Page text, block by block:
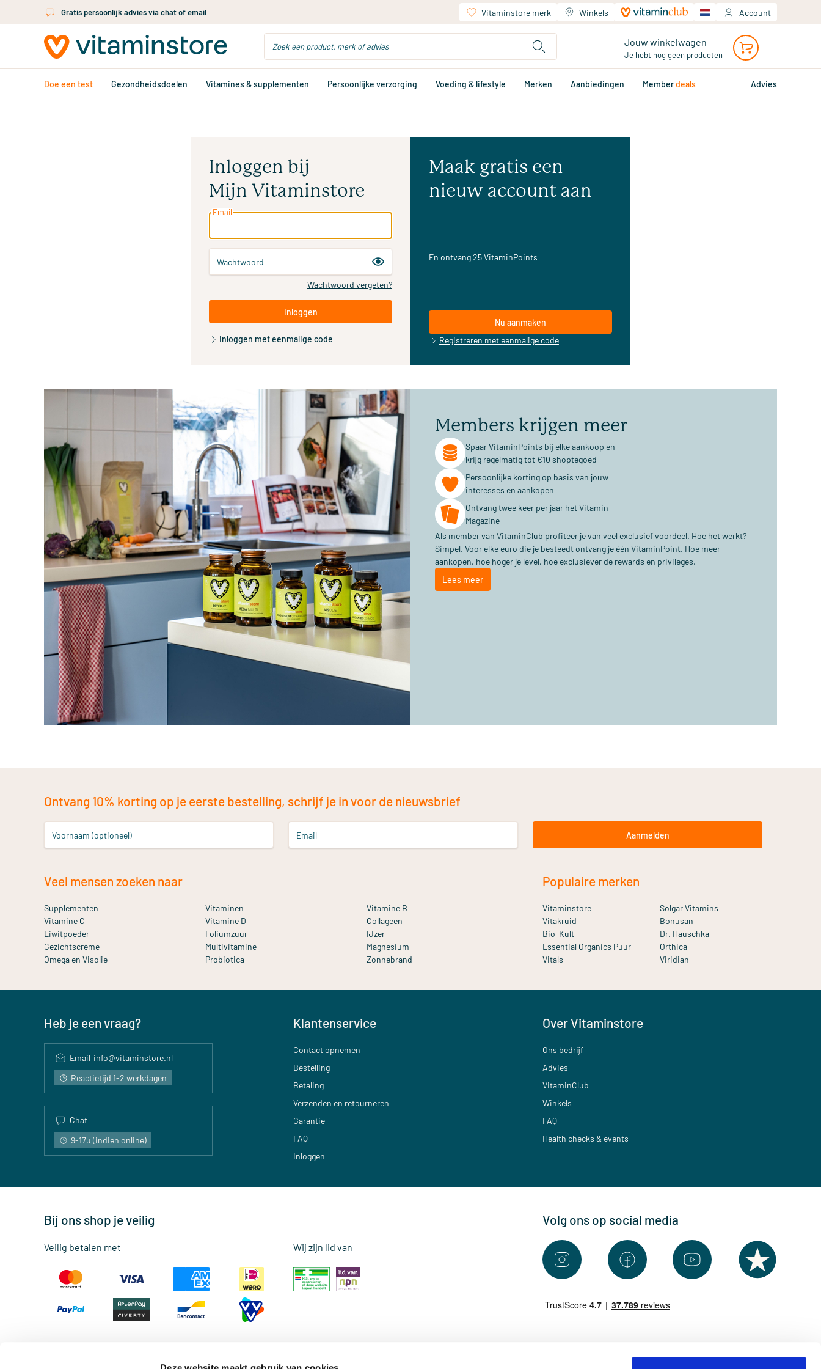
Ga naar de hoofdinhoudGratis persoonlijk advies via chat of email Vitaminstore merk Winkels Account
Jouw winkelwagen
Je hebt nog geen producten
Doe een test Gezondheidsdoelen Vitamines & supplementen Persoonlijke verzorging Voeding & lifestyle Merken Aanbiedingen Memberdeals Advies
Inloggen bij
Mijn Vitaminstore
Email
Wachtwoord
Wachtwoord vergeten?
Inloggen
Inloggen met eenmalige code
Maak gratis een
nieuw account aan
En ontvang 25 VitaminPoints
Nu aanmaken
Registreren met eenmalige code
Members krijgen meer
Spaar VitaminPoints bij elke aankoop en
krijg regelmatig tot €10 shoptegoed
Persoonlijke korting op basis van jouw
interesses en aankopen
Ontvang twee keer per jaar het Vitamin
Magazine
Als member van VitaminClub profiteer je van veel exclusief voordeel. Hoe het werkt?
Simpel. Voor elke euro die je besteedt ontvang je één VitaminPoint. Hoe meer
aankopen, hoe hoger je level, hoe exclusiever de rewards en privileges.
Lees meer
Ontvang 10% korting op je eerste bestelling, schrijf je in voor de nieuwsbrief
Voornaam (optioneel) Email Aanmelden
Veel mensen zoeken naar
Supplementen Vitaminen
Vitamine B
Vitamine C
Vitamine D
Collageen
Eiwitpoeder
Foliumzuur
IJzer
Gezichtscrème
Multivitamine
Magnesium
Omega en Visolie
Probiotica Zonnebrand
Populaire merken
Vitaminstore
Solgar Vitamins
Vitakruid
Bonusan
Bio-Kult
Dr. Hauschka
Essential Organics Puur
Orthica
Vitals
Viridian
Heb je een vraag?
Email info@vitaminstore.nl
Reactietijd 1-2 werkdagen
Chat
9-17u (indien online)
Klantenservice
Contact opnemen
Bestelling
Betaling
Verzenden en retourneren
Garantie
FAQ
Inloggen
Over Vitaminstore
Ons bedrijf
Advies
VitaminClub
Winkels
FAQ
Health checks & events
Bij ons shop je veilig
Veilig betalen met Wij zijn lid van
Volg ons op social media